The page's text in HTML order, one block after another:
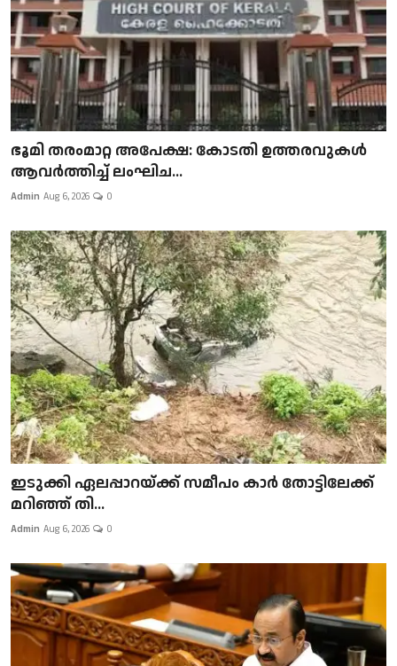
ഭൂമി തരംമാറ്റ അപേക്ഷ: കോടതി ഉത്തരവുകൾ
ആവർത്തിച്ച് ലംഘിച...
Admin Aug 6, 2026 0
ഇടുക്കി ഏലപ്പാറയ്ക്ക് സമീപം കാർ തോട്ടിലേക്ക്
മറിഞ്ഞ് തി...
Admin Aug 6, 2026 0